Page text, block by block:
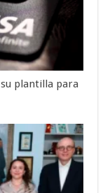
plantilla para